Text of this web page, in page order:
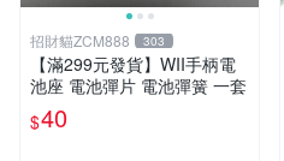
招財貓ZCM888 303
【滿299元發貨】WII手柄電
池座 電池彈片 電池彈簧 一套
$40